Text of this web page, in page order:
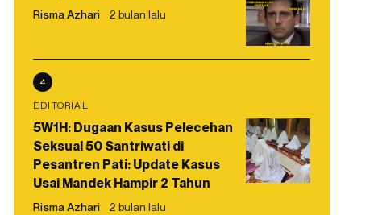
Risma Azhari 2 bulan lalu
4
EDITORIAL
5W1H: Dugaan Kasus Pelecehan
Seksual 50 Santriwati di
Pesantren Pati: Update Kasus
Usai Mandek Hampir 2 Tahun
Risma Azhari 2 bulan lalu